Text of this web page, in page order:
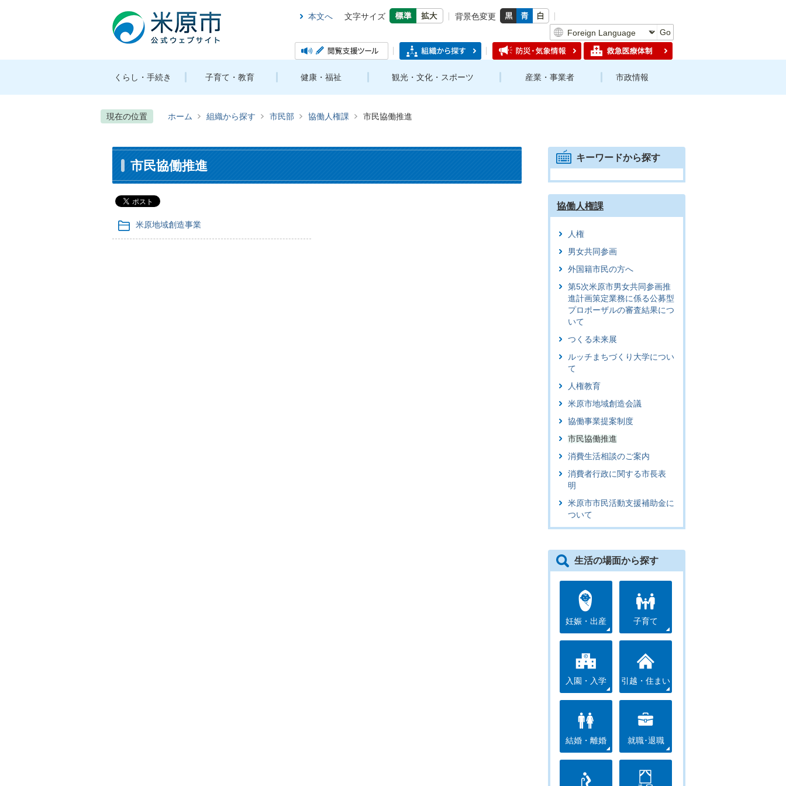
本文へ 文字サイズ
背景色変更
Go
くらし・手続き 子育て・教育 健康・福祉 観光・文化・スポーツ 産業・事業者 市政情報
現在の位置 ホーム 組織から探す 市民部 協働人権課 市民協働推進
市民協働推進
米原地域創造事業
キーワードから探す
協働人権課
人権
男女共同参画
外国籍市民の方へ
第5次米原市男女共同参画推
進計画策定業務に係る公募型
プロポーザルの審査結果につ
いて
つくる未来展
ルッチまちづくり大学につい
て
人権教育
米原市地域創造会議
協働事業提案制度
市民協働推進
消費生活相談のご案内
消費者行政に関する市長表
明
米原市市民活動支援補助金に
ついて
生活の場面から探す
妊娠・出産 子育て
入園・入学 引越・住まい
結婚・離婚 就職･退職